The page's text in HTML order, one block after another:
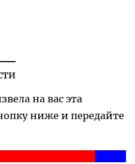
на вас эта
ниже и передайте